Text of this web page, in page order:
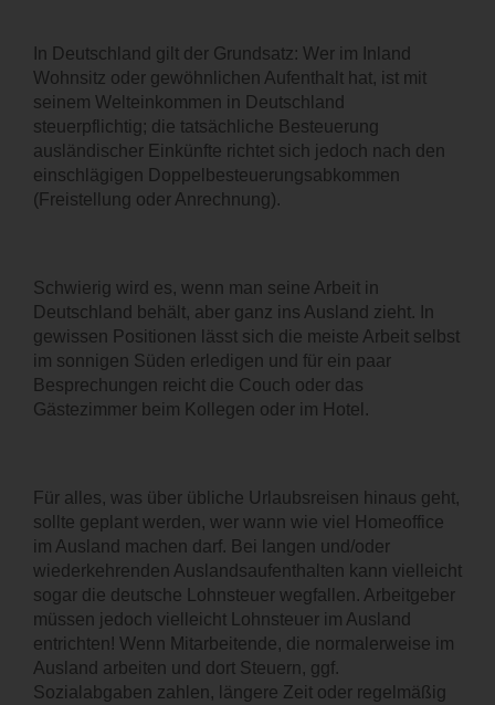
KARRIERE
KONTAKT
In Deutschland gilt der Grundsatz: Wer im Inland
Wohnsitz oder gewöhnlichen Aufenthalt hat, ist mit
seinem Welteinkommen in Deutschland
steuerpflichtig; die tatsächliche Besteuerung
ausländischer Einkünfte richtet sich jedoch nach den
einschlägigen Doppelbesteuerungsabkommen
(Freistellung oder Anrechnung).
Schwierig wird es, wenn man seine Arbeit in
Deutschland behält, aber ganz ins Ausland zieht. In
gewissen Positionen lässt sich die meiste Arbeit selbst
im sonnigen Süden erledigen und für ein paar
Besprechungen reicht die Couch oder das
Gästezimmer beim Kollegen oder im Hotel.
Für alles, was über übliche Urlaubsreisen hinaus geht,
sollte geplant werden, wer wann wie viel Homeoffice
im Ausland machen darf. Bei langen und/oder
wiederkehrenden Auslandsaufenthalten kann vielleicht
sogar die deutsche Lohnsteuer wegfallen. Arbeitgeber
müssen jedoch vielleicht Lohnsteuer im Ausland
entrichten! Wenn Mitarbeitende, die normalerweise im
Ausland arbeiten und dort Steuern, ggf.
Sozialabgaben zahlen, längere Zeit oder regelmäßig